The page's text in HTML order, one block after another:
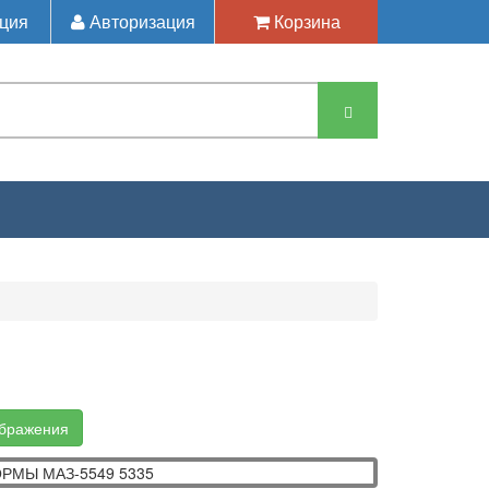
Авторизация Корзина
ПЛАТФОРМЫ МАЗ-5549